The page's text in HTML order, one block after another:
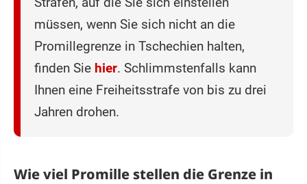
müssen, wenn Sie sich nicht an die
Promillegrenze in Tschechien halten,
finden Sie hier. Schlimmstenfalls kann
Ihnen eine Freiheitsstrafe von bis zu drei
Jahren drohen.
Wie viel Promille stellen die Grenze in